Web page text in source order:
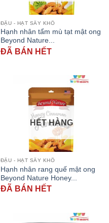
ĐẬU - HẠT SẤY KHÔ
Hạnh nhân tẩm mù tạt mật ong
Beyond Nature...
ĐÃ BÁN HẾT
HẾT HÀNG
ĐẬU - HẠT SẤY KHÔ
Hạnh nhân rang quế mật ong
Beyond Nature Honey...
ĐÃ BÁN HẾT